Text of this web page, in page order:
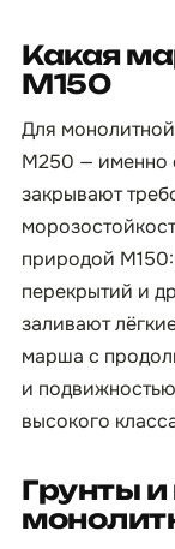
Какая
М150
Для
М250 — именно
закрывают
природой
перекрытий и
заливают
марша с
и
высокого
Грунты